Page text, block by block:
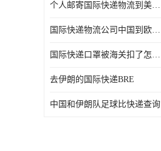
个人邮寄国际快递物流到美加墨西哥英国比利时荷兰波兰意大利
国际快递物流公司中国到欧洲英国法国德国能寄铁路空运海运
国际快递口罩被海关扣了怎么办
去伊朗的国际快递BRE
中国和伊朗队足球比快递查询